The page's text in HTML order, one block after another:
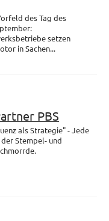
des Tag des
setzen
in Sachen...
PBS
als Strategie" - Jede
Stempel- und